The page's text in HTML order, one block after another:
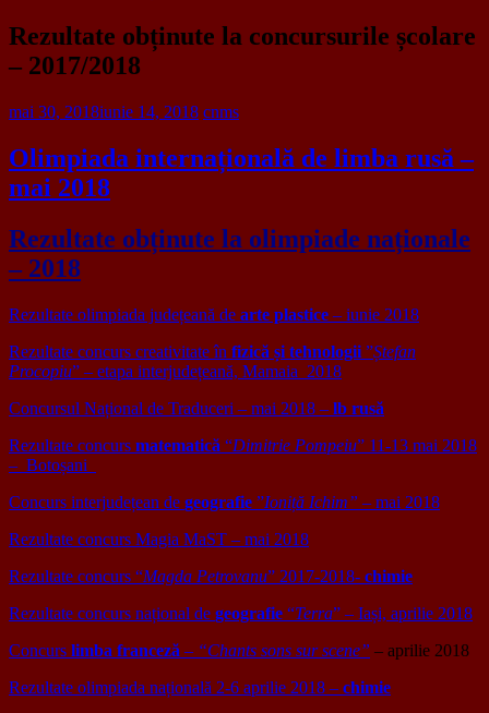
Rezultate obținute la concursurile școlare
– 2017/2018
mai 30, 2018iunie 14, 2018 cnms
Olimpiada internațională de limba rusă –
mai 2018
Rezultate obținute la olimpiade naționale
– 2018
Rezultate olimpiada județeană de arte plastice – iunie 2018
Rezultate concurs creativitate în fizică și tehnologii ”Ștefan
Procopiu” – etapa interjudețeană, Mamaia 2018
Concursul Național de Traduceri – mai 2018 – lb rusă
Rezultate concurs matematică “Dimitrie Pompeiu” 11-13 mai 2018
– Botoșani
Concurs interjudețean de geografie ”Ioniță Ichim” – mai 2018
Rezultate concurs Magia MaST – mai 2018
Rezultate concurs “Magda Petrovanu” 2017-2018- chimie
Rezultate concurs național de geografie “Terra” – Iași, aprilie 2018
Concurs limba franceză – “Chants sons sur scene” – aprilie 2018
Rezultate olimpiada națională 2-6 aprilie 2018 – chimie